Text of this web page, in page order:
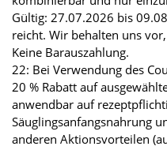
Gültig: 27.07.2026 bis
reicht. Wir behalten uns
Keine Barauszahlung.
22: Bei Verwendung des
20 % Rabatt auf
anwendbar auf
Säuglingsanfangsnahrung
anderen Aktionsvorteilen